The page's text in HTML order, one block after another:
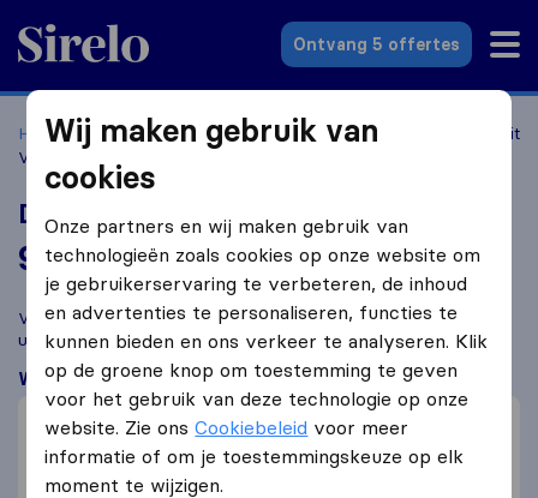
Sirelo.nl
Ontvang 5 offertes
Home Verhuisbedrijven Verhuisbedrijven Venlo
De Kievit
Verhuizingen
De Kievit Verhuizingen
9,5 gebaseerd op 44
Sirelo en Google reviews
i
Vergelijk De Kievit Verhuizingen met andereverhuisbedrijven
uit
Venlo
Wat klanten zeggen
Vriendelijk (2)
Behulpzaam (1)
Professioneel (1)
Wij maken gebruik van
cookies
Onze partners en wij maken gebruik van
technologieën zoals cookies op onze website om
je gebruikerservaring te verbeteren, de inhoud
en advertenties te personaliseren, functies te
kunnen bieden en ons verkeer te analyseren. Klik
op de groene knop om toestemming te geven
voor het gebruik van deze technologie op onze
website. Zie onsCookiebeleid voor meer
informatie of om je toestemmingskeuze op elk
moment te wijzigen.